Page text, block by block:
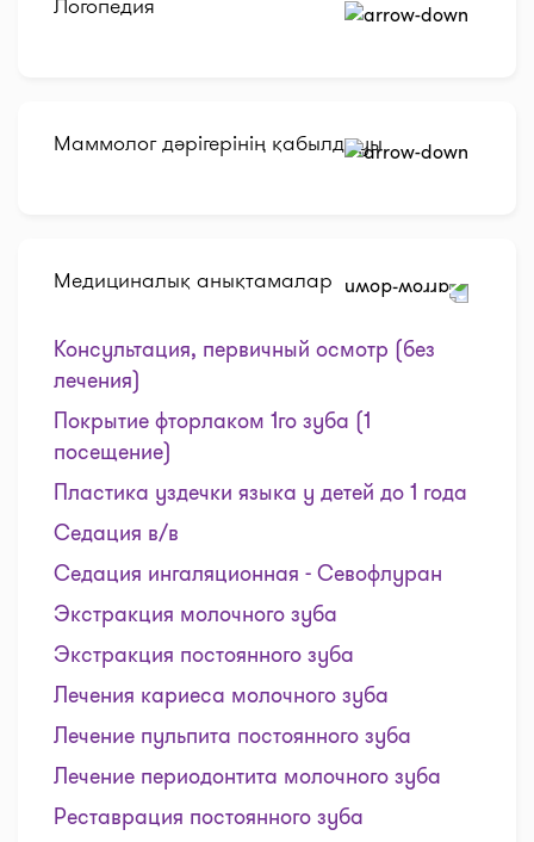
Маммолог дәрігерінің қабылдауы
Медициналық анықтамалар
Консультация, первичный осмотр (без
лечения)
Покрытие фторлаком 1го зуба (1
посещение)
Пластика уздечки языка у детей до 1 года
Седация в/в
Седация ингаляционная - Севофлуран
Экстракция молочного зуба
Экстракция постоянного зуба
Лечения кариеса молочного зуба
Лечение пульпита постоянного зуба
Лечение периодонтита молочного зуба
Реставрация постоянного зуба